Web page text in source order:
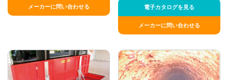
メーカーに問い合わせる 電子カタログを見る
メーカーに問い合わせる